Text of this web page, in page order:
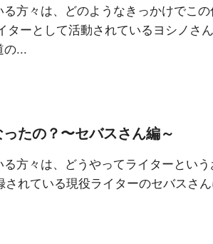
方々は、どのようなきっかけでこ
ターとして活動されているヨシノさ
の...
たの？〜セバスさん編～
方々は、どうやってライターとい
れている現役ライターのセバスさ